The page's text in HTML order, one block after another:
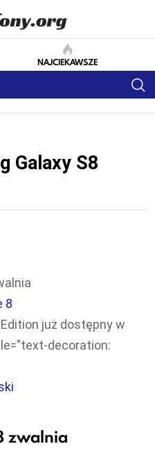
NAJCIEKAWSZE
Galaxy S8
8
Edition już dostępny w
decoration:
zwalnia